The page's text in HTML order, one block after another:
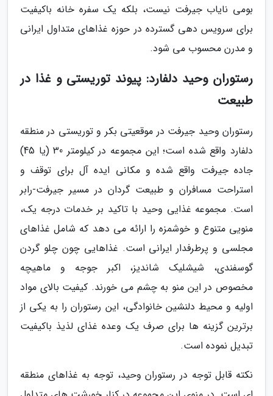
بومی نایاب جیرفت نیست، بلکه یک سفره خانه باکیفیت
برای سرویس دهی گسترده در حوزه غذاهای متداول ایرانی
و مدرن محسوب می شود.
رستوران وحید دلفارد: پیوند توریستی و غذا در
طبیعت
رستوران وحید جیرفت در موقعیتی بکر و توریستی در منطقه
دلفارد واقع شده است؛ این مجموعه در کیلومتر 30 (یا 45)
جاده جیرفت واقع شده و مکانی ایده آل برای توقف و
استراحت مسافران و طبیعت گردان در مسیر جیرفت-رابر
است. مجموعه غذایی وحید با تاکید بر خدمات درجه یک،
منویی متنوع و خوشمزه را ارائه می دهد که شامل غذاهای
مجلسی و پرطرفدار ایرانی است. غذاهایی چون چلو گردن
گوسفندی، شیشلیک شاندیز، اکبر جوجه و ماهیچه
مخصوص در این منو به چشم می خورند. کیفیت بالای مواد
اولیه و محیط دلنشین خانوادگی، این رستوران را به یکی از
برترین گزینه ها برای صرف یک وعده غذای لذیذ باکیفیت
تبدیل نموده است.
نکته قابل توجه در رستوران وحید، توجه به غذاهای منطقه